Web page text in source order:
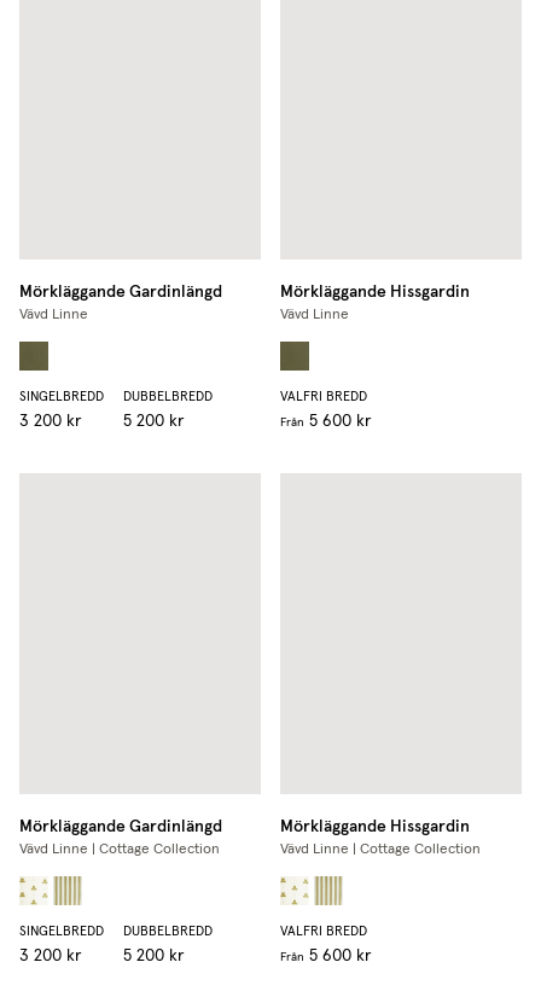
Mörkläggande Gardinlängd
Vävd Linne
SINGELBREDD
3 200 kr
DUBBELBREDD
5 200 kr
Mörkläggande Hissgardin
Vävd Linne
VALFRI BREDD
Från 5 600 kr
Mörkläggande Gardinlängd
Vävd Linne | Cottage Collection
SINGELBREDD
3 200 kr
DUBBELBREDD
5 200 kr
Mörkläggande Hissgardin
Vävd Linne | Cottage Collection
VALFRI BREDD
Från 5 600 kr